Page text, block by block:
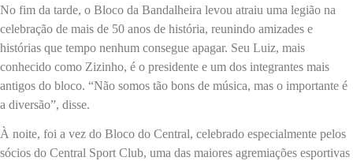
No fim da tarde, o Bloco da Bandalheira levou atraiu uma legião na
celebração de mais de 50 anos de história, reunindo amizades e
histórias que tempo nenhum consegue apagar. Seu Luiz, mais
conhecido como Zizinho, é o presidente e um dos integrantes mais
antigos do bloco. “Não somos tão bons de música, mas o importante é
a diversão”, disse.
À noite, foi a vez do Bloco do Central, celebrado especialmente pelos
sócios do Central Sport Club, uma das maiores agremiações esportivas